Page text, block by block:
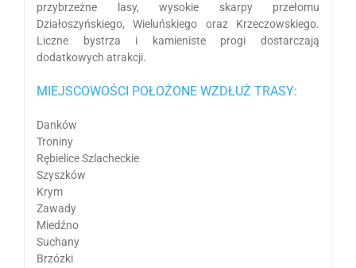
przybrzeżne lasy, wysokie skarpy przełomu
Działoszyńskiego, Wieluńskiego oraz Krzeczowskiego.
Liczne bystrza i kamieniste progi dostarczają
dodatkowych atrakcji.
MIEJSCOWOŚCI POŁOŻONE WZDŁUŻ TRASY:
Danków
Troniny
Rębielice Szlacheckie
Szyszków
Krym
Zawady
Miedźno
Suchany
Brzózki